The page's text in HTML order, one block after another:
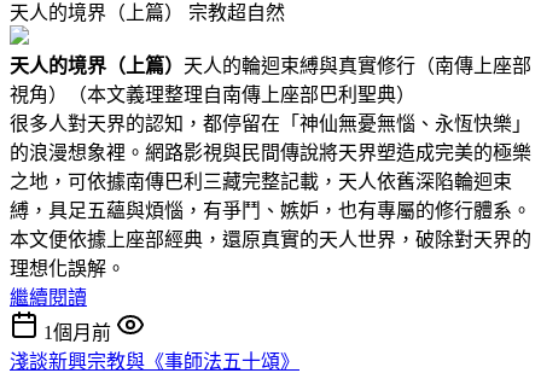
天人的境界（上篇） 宗教超自然
天人的境界（ 上篇） 天人的輪迴束縛與真實修行（南傳上座部
視角）（本文義理整理自南傳上座部巴利聖典）
很多人對天界的認知，都停留在「神仙無憂無惱、永恆快樂」
的浪漫想象裡。網路影視與民間傳說將天界塑造成完美的極樂
之地，可依據南傳巴利三藏完整記載，天人依舊深陷輪迴束
縛，具足五蘊與煩惱，有爭鬥、嫉妒，也有專屬的修行體系。
本文便依據上座部經典，還原真實的天人世界，破除對天界的
理想化誤解。
繼續閱讀
1個月前
淺談新興宗教與《事師法五十頌》